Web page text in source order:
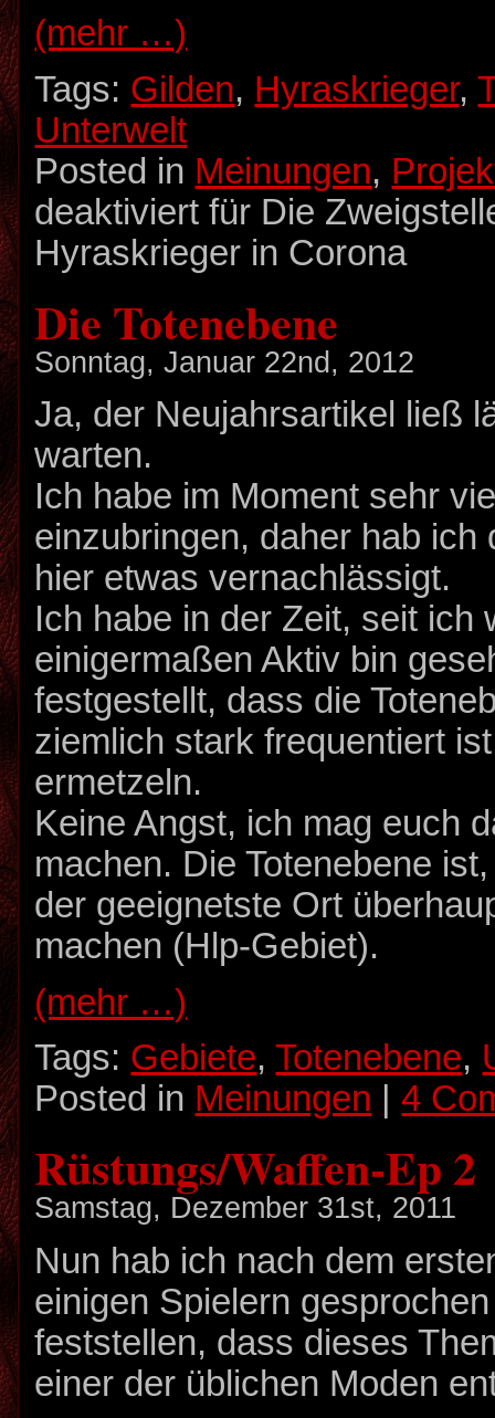
(mehr …)
Tags: Gilden, Hyraskrieger,
Unterwelt
Posted in Meinungen,
deaktiviert für Die
Hyraskrieger in Corona
Die Totenebene
Sonntag, Januar 22nd, 2012
Ja, der Neujahrsartikel ließ
warten.
Ich habe im Moment sehr
einzubringen, daher hab ich
hier etwas vernachlässigt.
Ich habe in der Zeit, seit ich
einigermaßen Aktiv bin
festgestellt, dass die
ziemlich stark frequentiert
ermetzeln.
Keine Angst, ich mag euch
machen. Die Totenebene
der geeignetste Ort
machen (Hlp-Gebiet).
(mehr …)
Tags: Gebiete,Totenebene,
Posted in Meinungen |4
Rüstungs/Waffen-Ep 2
Samstag, Dezember 31st, 2011
Nun hab ich nach dem
einigen Spielern
feststellen, dass dieses
einer der üblichen Moden